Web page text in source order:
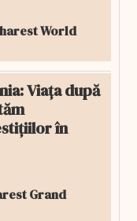
World
Viața după
în
Grand